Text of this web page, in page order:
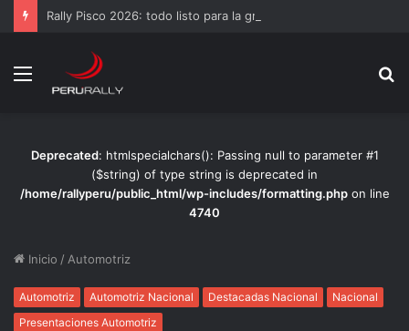
Rally Pisco 2026: todo listo para la gran final del RallyACP
Menú
Deprecated: htmlspecialchars(): Passing null to parameter #1
($string) of type string is deprecated in
/home/rallyperu/public_html/wp-includes/formatting.phpon line
4740
Inicio / Automotriz
Automotriz Automotriz Nacional Destacadas Nacional
Nacional
Presentaciones Automotriz